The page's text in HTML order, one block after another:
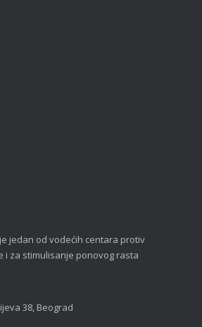
je jedan od vodećih centara protiv
i za stimulisanje ponovog rasta
38, Beograd